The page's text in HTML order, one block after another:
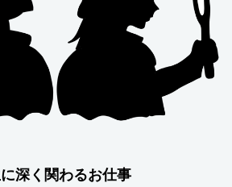
深く関わるお仕事